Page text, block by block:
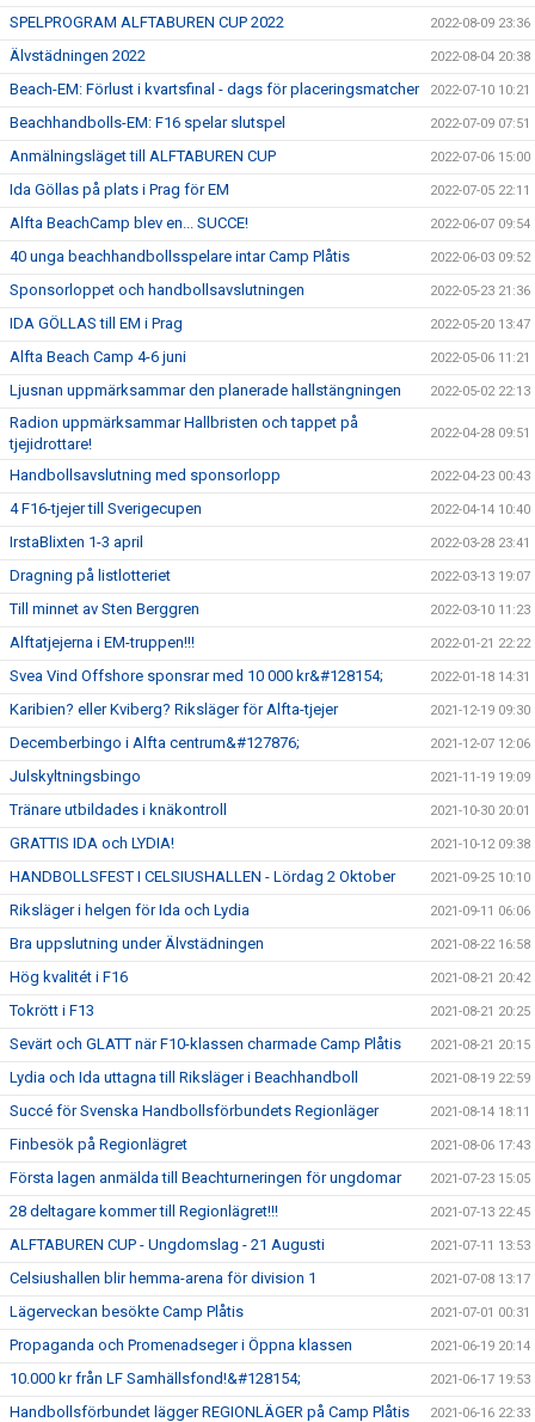
SPELPROGRAM ALFTABUREN CUP 2022 2022-08-09 23:36
Älvstädningen 2022 2022-08-04 20:38
Beach-EM: Förlust i kvartsfinal - dags för placeringsmatcher 2022-07-10 10:21
Beachhandbolls-EM: F16 spelar slutspel 2022-07-09 07:51
Anmälningsläget till ALFTABUREN CUP 2022-07-06 15:00
Ida Göllas på plats i Prag för EM 2022-07-05 22:11
Alfta BeachCamp blev en... SUCCE! 2022-06-07 09:54
40 unga beachhandbollsspelare intar Camp Plåtis 2022-06-03 09:52
Sponsorloppet och handbollsavslutningen 2022-05-23 21:36
IDA GÖLLAS till EM i Prag 2022-05-20 13:47
Alfta Beach Camp 4-6 juni 2022-05-06 11:21
Ljusnan uppmärksammar den planerade hallstängningen 2022-05-02 22:13
Radion uppmärksammar Hallbristen och tappet på
tjejidrottare!
2022-04-28 09:51
Handbollsavslutning med sponsorlopp 2022-04-23 00:43
4 F16-tjejer till Sverigecupen 2022-04-14 10:40
IrstaBlixten 1-3 april 2022-03-28 23:41
Dragning på listlotteriet 2022-03-13 19:07
Till minnet av Sten Berggren 2022-03-10 11:23
Alftatjejerna i EM-truppen!!! 2022-01-21 22:22
Svea Vind Offshore sponsrar med 10 000 kr&#128154; 2022-01-18 14:31
Karibien? eller Kviberg? Riksläger för Alfta-tjejer 2021-12-19 09:30
Decemberbingo i Alfta centrum&#127876; 2021-12-07 12:06
Julskyltningsbingo 2021-11-19 19:09
Tränare utbildades i knäkontroll 2021-10-30 20:01
GRATTIS IDA och LYDIA! 2021-10-12 09:38
HANDBOLLSFEST I CELSIUSHALLEN - Lördag 2 Oktober 2021-09-25 10:10
Riksläger i helgen för Ida och Lydia 2021-09-11 06:06
Bra uppslutning under Älvstädningen 2021-08-22 16:58
Hög kvalitét i F16 2021-08-21 20:42
Tokrött i F13 2021-08-21 20:25
Sevärt och GLATT när F10-klassen charmade Camp Plåtis 2021-08-21 20:15
Lydia och Ida uttagna till Riksläger i Beachhandboll 2021-08-19 22:59
Succé för Svenska Handbollsförbundets Regionläger 2021-08-14 18:11
Finbesök på Regionlägret 2021-08-06 17:43
Första lagen anmälda till Beachturneringen för ungdomar 2021-07-23 15:05
28 deltagare kommer till Regionlägret!!! 2021-07-13 22:45
ALFTABUREN CUP - Ungdomslag - 21 Augusti 2021-07-11 13:53
Celsiushallen blir hemma-arena för division 1 2021-07-08 13:17
Lägerveckan besökte Camp Plåtis 2021-07-01 00:31
Propaganda och Promenadseger i Öppna klassen 2021-06-19 20:14
10.000 kr från LF Samhällsfond!&#128154; 2021-06-17 19:53
Handbollsförbundet lägger REGIONLÄGER på Camp Plåtis 2021-06-16 22:33